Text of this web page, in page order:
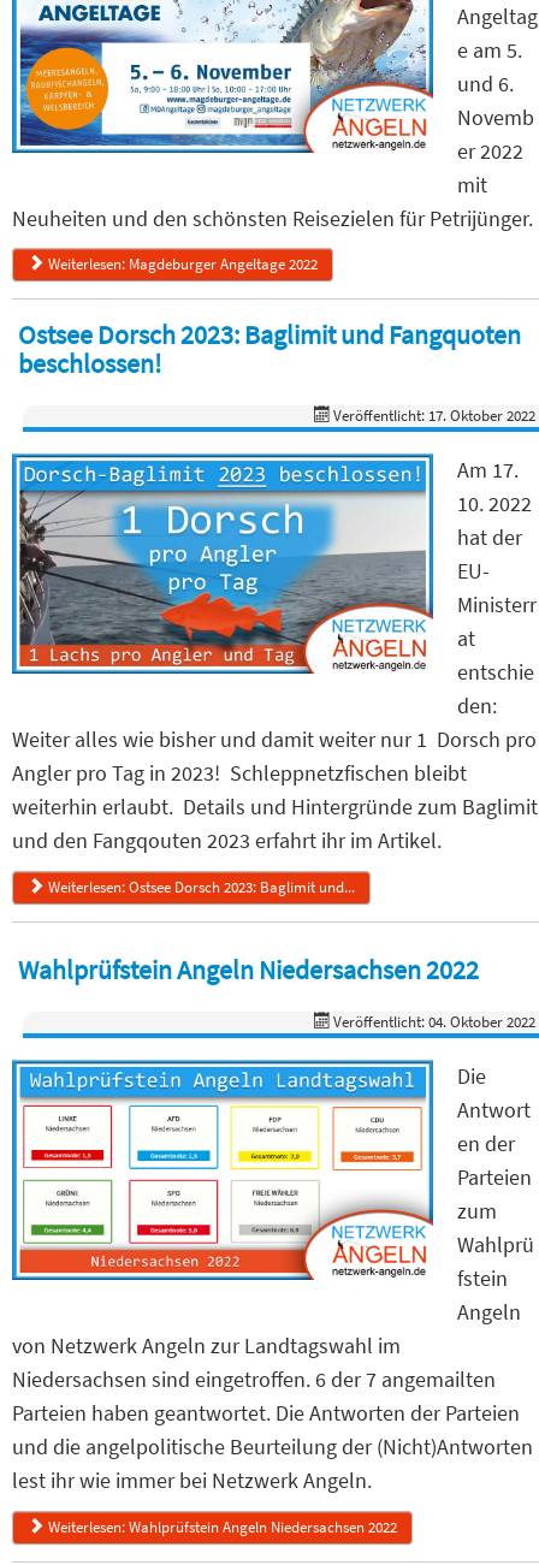
Angeltag
e am 5.
und 6.
Novemb
er 2022
mit
Neuheiten und den schönsten Reisezielen für Petrijünger.
Weiterlesen: Magdeburger Angeltage 2022
Ostsee Dorsch 2023: Baglimit und Fangquoten
beschlossen!
Veröffentlicht: 17. Oktober 2022
Am 17.
10. 2022
hat der
EU-
Ministerr
at
entschie
den:
Weiter alles wie bisher und damit weiter nur 1 Dorsch pro
Angler pro Tag in 2023! Schleppnetzfischen bleibt
weiterhin erlaubt. Details und Hintergründe zum Baglimit
und den Fangqouten 2023 erfahrt ihr im Artikel.
Weiterlesen: Ostsee Dorsch 2023: Baglimit und...
Wahlprüfstein Angeln Niedersachsen 2022
Veröffentlicht: 04. Oktober 2022
Die
Antwort
en der
Parteien
zum
Wahlprü
fstein
Angeln
von Netzwerk Angeln zur Landtagswahl im
Niedersachsen sind eingetroffen. 6 der 7 angemailten
Parteien haben geantwortet. Die Antworten der Parteien
und die angelpolitische Beurteilung der (Nicht)Antworten
lest ihr wie immer bei Netzwerk Angeln.
Weiterlesen: Wahlprüfstein Angeln Niedersachsen 2022